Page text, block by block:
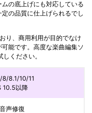
の底上げにも対応している
の品質に仕上げられるでし
り、商用利用が目的でなけ
能です。高度な楽曲編集ソ
ください。
8.1/10/11
10.5以降
声修復